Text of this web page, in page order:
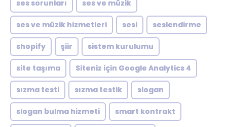
ses sorunları ses ve müzik
ses ve müzik hizmetleri sesi seslendirme
shopify şiir sistem kurulumu
site taşıma Siteniz için Google Analytics 4
sızma testi sızma testik slogan
slogan bulma hizmeti smart kontrakt